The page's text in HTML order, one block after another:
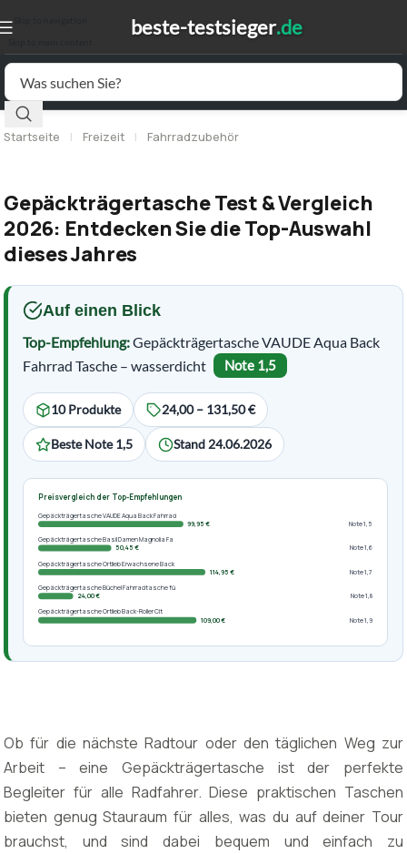
Startseite | Freizeit | Fahrradzubehör
Gepäckträgertasche Test & Vergleich
2026: Entdecken Sie die Top-Auswahl
dieses Jahres
Auf einen Blick
Top-Empfehlung:Gepäckträgertasche VAUDE Aqua Back
Fahrrad Tasche – wasserdicht
Note 1,5
10 Produkte 24,00 – 131,50 €
Beste Note 1,5 Stand 24.06.2026
Preisvergleich der Top-Empfehlungen
Gepäckträgertasche VAUDE Aqua Back Fahrrad
99,95 €
Note 1,5
Gepäckträgertasche Basil Damen Magnolia Fa
50,45 €
Note 1,6
Gepäckträgertasche Ortlieb Erwachsene Back
114,95 €
Note 1,7
Gepäckträgertasche Büchel Fahrradtasche fü
24,00 €
Note 1,8
Gepäckträgertasche Ortlieb Back-Roller Cit
109,00 €
Note 1,9
Ob für die nächste Radtour oder den täglichen Weg zur
Arbeit – eine Gepäckträgertasche ist der perfekte
Begleiter für alle Radfahrer. Diese praktischen Taschen
bieten genug Stauraum für alles, was du auf deiner Tour
brauchst, und sind dabei bequem und einfach zu